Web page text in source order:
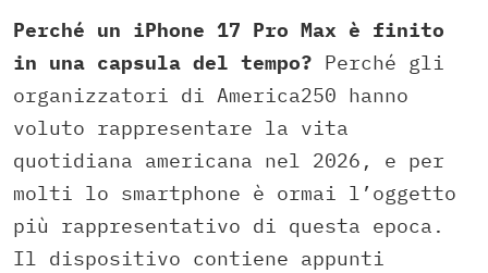
Perché un iPhone 17 Pro Max è finito
in una capsula del tempo? Perché gli
organizzatori di America250 hanno
voluto rappresentare la vita
quotidiana americana nel 2026, e per
molti lo smartphone è ormai l’oggetto
più rappresentativo di questa epoca.
Il dispositivo contiene appunti